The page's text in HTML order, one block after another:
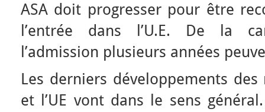
ASA doit progresser pour être
l’entrée dans l’U.E. De la
l’admission plusieurs années
Les derniers développements
et l’UE vont dans le sens